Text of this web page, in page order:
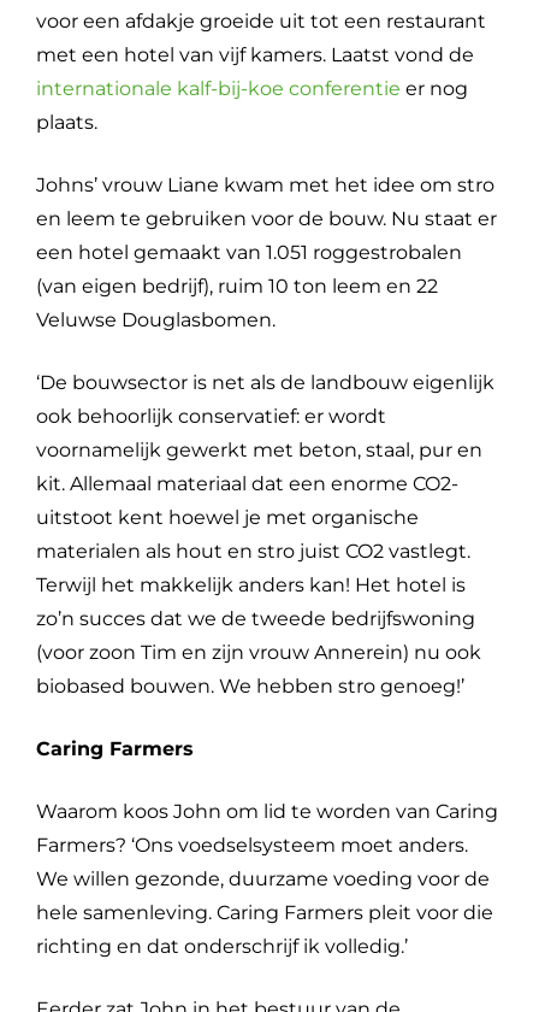
voor een afdakje groeide uit tot een restaurant
met een hotel van vijf kamers. Laatst vond de
internationale kalf-bij-koe conferentie er nog
plaats.
Johns’ vrouw Liane kwam met het idee om stro
en leem te gebruiken voor de bouw. Nu staat er
een hotel gemaakt van 1.051 roggestrobalen
(van eigen bedrijf), ruim 10 ton leem en 22
Veluwse Douglasbomen.
‘De bouwsector is net als de landbouw eigenlijk
ook behoorlijk conservatief: er wordt
voornamelijk gewerkt met beton, staal, pur en
kit. Allemaal materiaal dat een enorme CO2-
uitstoot kent hoewel je met organische
materialen als hout en stro juist CO2 vastlegt.
Terwijl het makkelijk anders kan! Het hotel is
zo’n succes dat we de tweede bedrijfswoning
(voor zoon Tim en zijn vrouw Annerein) nu ook
biobased bouwen. We hebben stro genoeg!’
Caring Farmers
Waarom koos John om lid te worden van Caring
Farmers? ‘Ons voedselsysteem moet anders.
We willen gezonde, duurzame voeding voor de
hele samenleving. Caring Farmers pleit voor die
richting en dat onderschrijf ik volledig.’